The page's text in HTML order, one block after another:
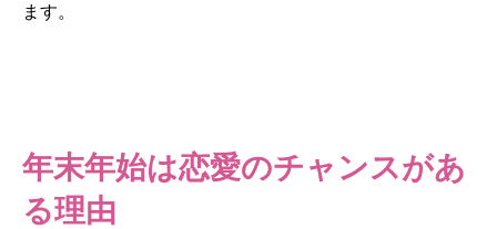
ます。
年末年始は恋愛のチャンスがあ
る理由